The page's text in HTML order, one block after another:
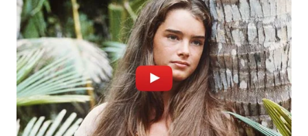
WN
PRIANGAN
TIMUR
WN
SEMARANG